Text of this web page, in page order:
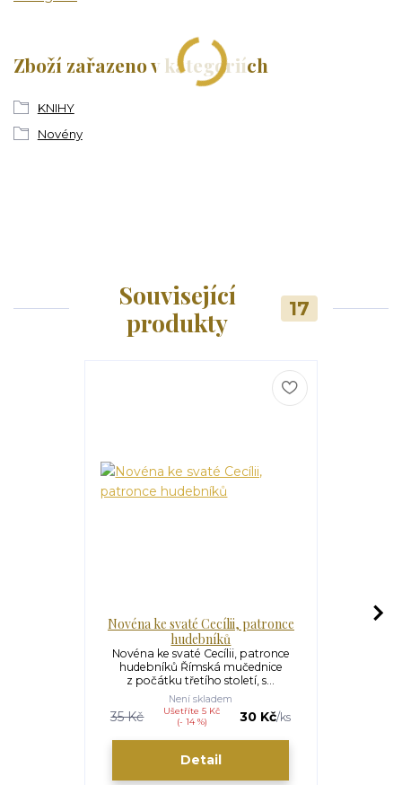
Zboží zařazeno v kategoriích
KNIHY
Novény
Související
produkty
17
Novéna ke svaté Cecílii, patronce
hudebníků
Novéna ke svaté Cecílii, patronce
hudebníků Římská mučednice
z počátku třetího století, s...
35 Kč
Ušetříte 5 Kč
(- 14 %)
30 Kč/ks
Není skladem
Detail